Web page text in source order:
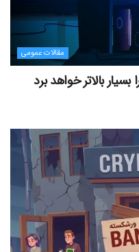
مقالات عمومی
بالاتر خواهد برد